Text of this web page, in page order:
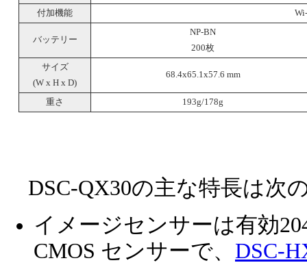
付加機能
バッテリー
NP-BN
200枚
サイズ
(W x H x D)
68.4x65.1x57.6 mm
重さ 193g/178g
DSC-QX30の主な特長は次
イメージセンサーは有効
CMOS センサーで、 DSC-